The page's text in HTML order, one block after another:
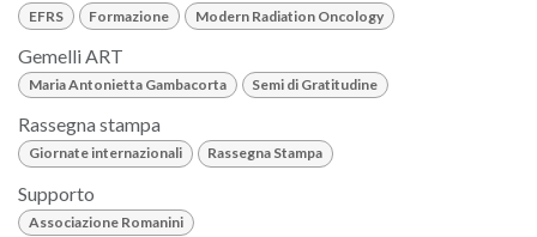
EFRS Formazione Modern Radiation Oncology
Gemelli ART
Maria Antonietta Gambacorta Semi di Gratitudine
Rassegna stampa
Giornate internazionali Rassegna Stampa
Supporto
Associazione Romanini